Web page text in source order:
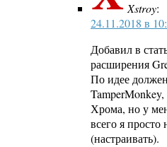
Xstroy:
24.11.2018 в
Добавил в
расширения
По идее
Хрома, но у
всего я
(настраивать).